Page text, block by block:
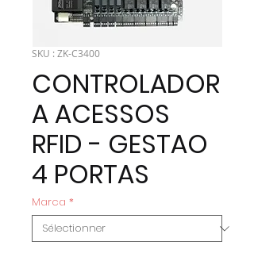
SKU : ZK-C3400
CONTROLADOR
A ACESSOS
RFID - GESTAO
4 PORTAS
Marca *